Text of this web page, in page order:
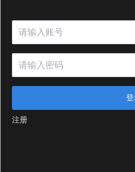
注册